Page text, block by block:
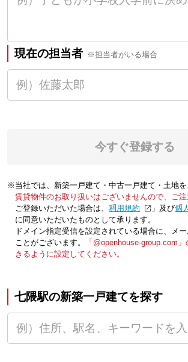
現在の担当者 ※担当者がいる場合
今すぐ登録する
※当社では、新築一戸建て・中古一戸建て・土地を
賃貸物件のお取り扱いはございませんので、ご注
ご登録いただいた場合は、「利用規約 」及び「
個
に同意いただいたものとして承ります。
ドメイン指定受信を設定されている場合に、メ
ことがございます。
「@openhouse-group.com
きるように設定してください。
七隈駅の新築一戸建てを探す